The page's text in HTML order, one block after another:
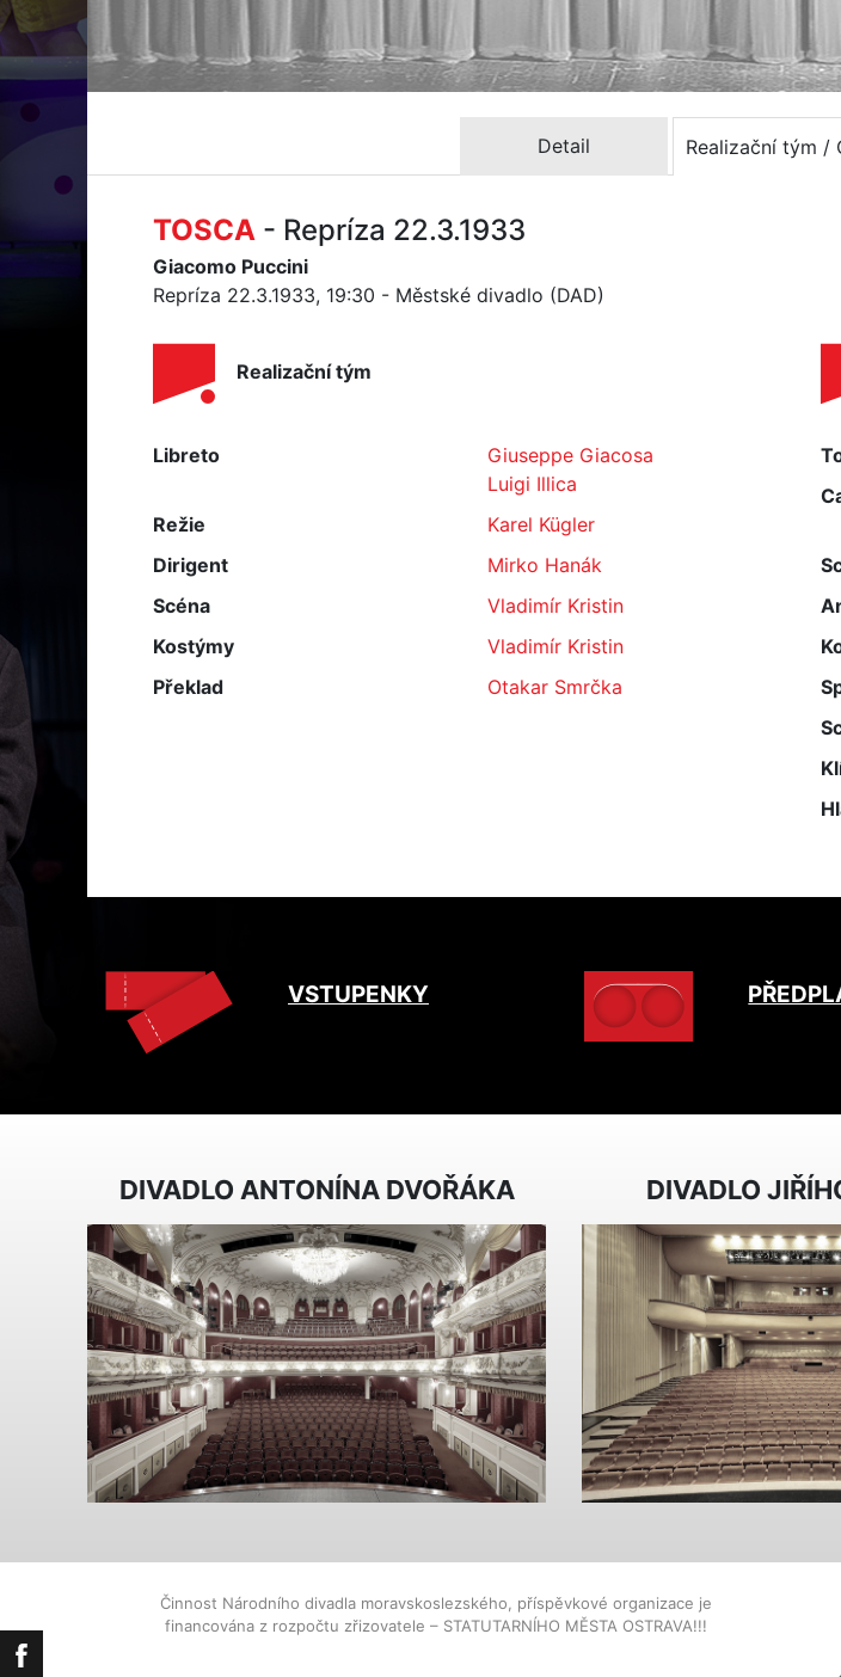
Facebook
Detail Realizační tým /
TOSCA - Repríza 22.3.1933
Giacomo Puccini
Repríza 22.3.1933, 19:30 - Městské divadlo (DAD)
Realizační tým
Libreto
Giuseppe Giacosa
Luigi Illica
Režie
Karel Kügler
Dirigent
Mirko Hanák
Scéna
Vladimír Kristin
Kostýmy
Vladimír Kristin
Překlad
Otakar Smrčka
VSTUPENKY
DIVADLO ANTONÍNA DVOŘÁKA DIVADLO
Činnost Národního divadla moravskoslezského, příspěvkové organizace je
financována z rozpočtu zřizovatele – STATUTARNÍHO MĚSTA OSTRAVA!!!